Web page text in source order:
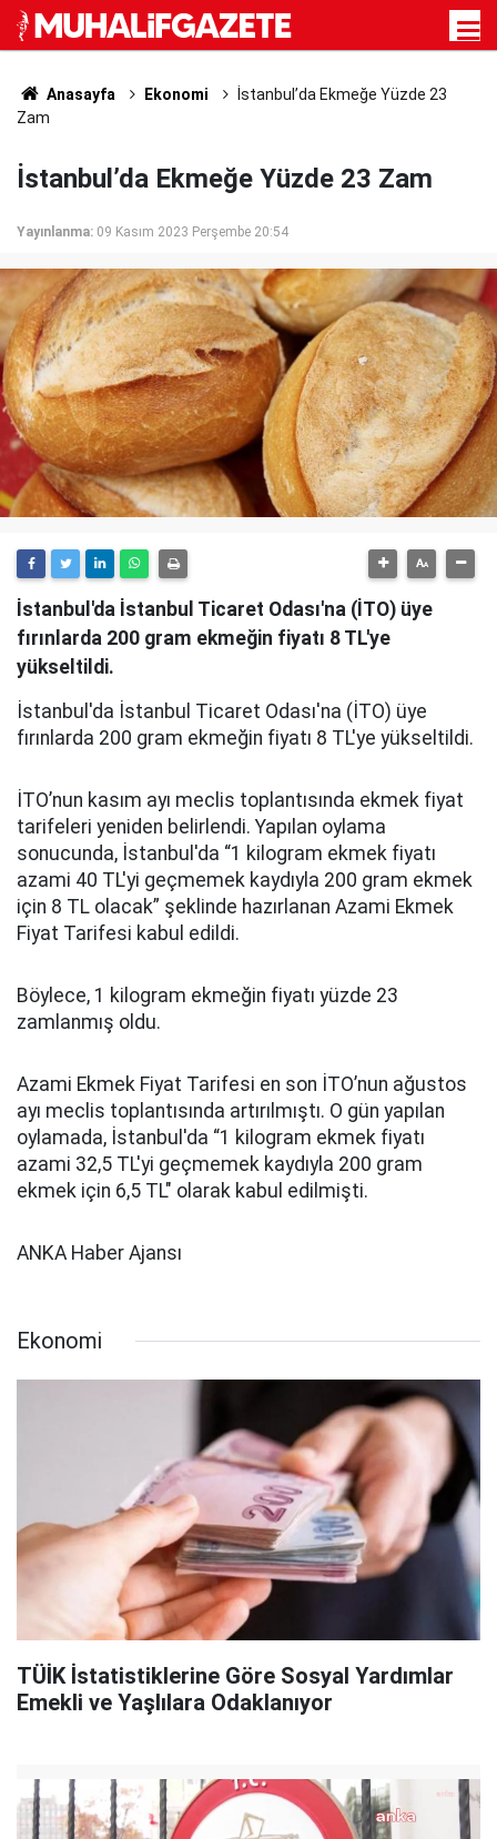
Anasayfa Ekonomi
İstanbul’da Ekmeğe Yüzde 23
Zam
İstanbul’da Ekmeğe Yüzde 23 Zam
Yayınlanma: 09 Kasım 2023 Perşembe 20:54
İstanbul'da İstanbul Ticaret Odası'na (İTO) üye
fırınlarda 200 gram ekmeğin fiyatı 8 TL'ye
yükseltildi.
İstanbul'da İstanbul Ticaret Odası'na (İTO) üye
fırınlarda 200 gram ekmeğin fiyatı 8 TL'ye yükseltildi.
İTO’nun kasım ayı meclis toplantısında ekmek fiyat
tarifeleri yeniden belirlendi. Yapılan oylama
sonucunda, İstanbul'da “1 kilogram ekmek fiyatı
azami 40 TL'yi geçmemek kaydıyla 200 gram ekmek
için 8 TL olacak” şeklinde hazırlanan Azami Ekmek
Fiyat Tarifesi kabul edildi.
Böylece, 1 kilogram ekmeğin fiyatı yüzde 23
zamlanmış oldu.
Azami Ekmek Fiyat Tarifesi en son İTO’nun ağustos
ayı meclis toplantısında artırılmıştı. O gün yapılan
oylamada, İstanbul'da “1 kilogram ekmek fiyatı
azami 32,5 TL'yi geçmemek kaydıyla 200 gram
ekmek için 6,5 TL" olarak kabul edilmişti.
ANKA Haber Ajansı
Ekonomi
TÜİK İstatistiklerine Göre Sosyal Yardımlar
Emekli ve Yaşlılara Odaklanıyor